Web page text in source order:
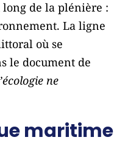
long de la plénière :
La ligne
où se
le document de
ne
maritime